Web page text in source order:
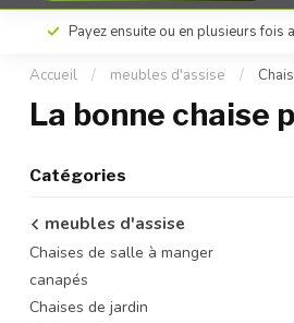
Payez ensuite ou en plusieurs fois
Accueil / meubles d'assise /
La bonne chaise
Catégories
meubles d'assise
Chaises de salle à manger
canapés
Chaises de jardin